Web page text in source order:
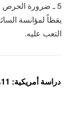
5 ـ ضرورة الحرص
يقظاً لمؤانسة
التعب عليه.